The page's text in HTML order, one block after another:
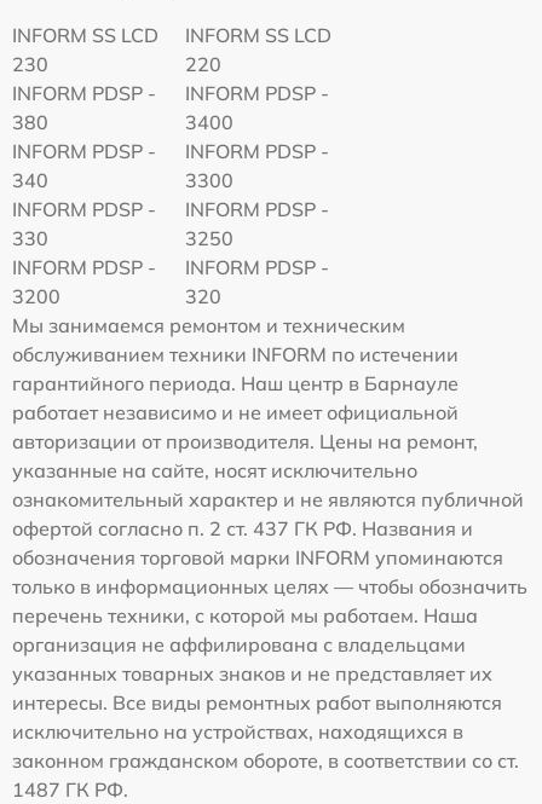
INFORM SS LCD
230
INFORM SS LCD
220
INFORM PDSP -
380
INFORM PDSP -
3400
INFORM PDSP -
340
INFORM PDSP -
3300
INFORM PDSP -
330
INFORM PDSP -
3250
INFORM PDSP -
3200
INFORM PDSP -
320
Мы занимаемся ремонтом и техническим
обслуживанием техники INFORM по истечении
гарантийного периода. Наш центр в Барнауле
работает независимо и не имеет официальной
авторизации от производителя. Цены на ремонт,
указанные на сайте, носят исключительно
ознакомительный характер и не являются публичной
офертой согласно п. 2 ст. 437 ГК РФ. Названия и
обозначения торговой марки INFORM упоминаются
только в информационных целях — чтобы обозначить
перечень техники, с которой мы работаем. Наша
организация не аффилирована с владельцами
указанных товарных знаков и не представляет их
интересы. Все виды ремонтных работ выполняются
исключительно на устройствах, находящихся в
законном гражданском обороте, в соответствии со ст.
1487 ГК РФ.